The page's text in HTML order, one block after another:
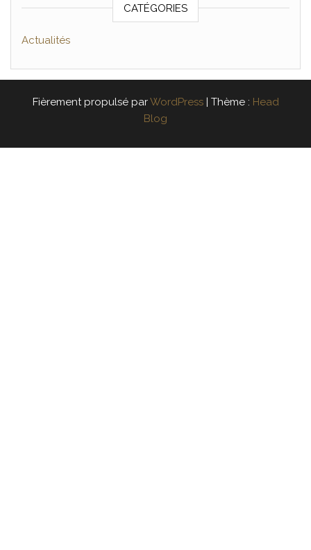
CATÉGORIES
Actualités
Fièrement propulsé parWordPress Thème : Head
Blog